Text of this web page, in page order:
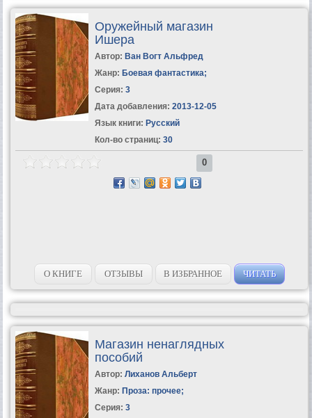
Оружейный магазин
Ишера
Автор: Ван Вогт Альфред
Жанр: Боевая фантастика;
Серия: 3
Дата добавления: 2013-12-05
Язык книги: Русский
Кол-во страниц: 30
0
О КНИГЕ ОТЗЫВЫ В ИЗБРАННОЕ ЧИТАТЬ
Магазин ненаглядных
пособий
Автор: Лиханов Альберт
Жанр: Проза: прочее;
Серия: 3